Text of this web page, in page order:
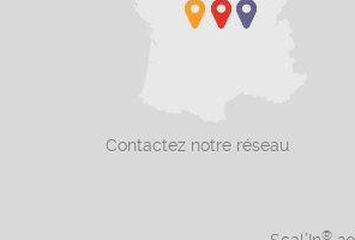
Contactez notre réseau
®